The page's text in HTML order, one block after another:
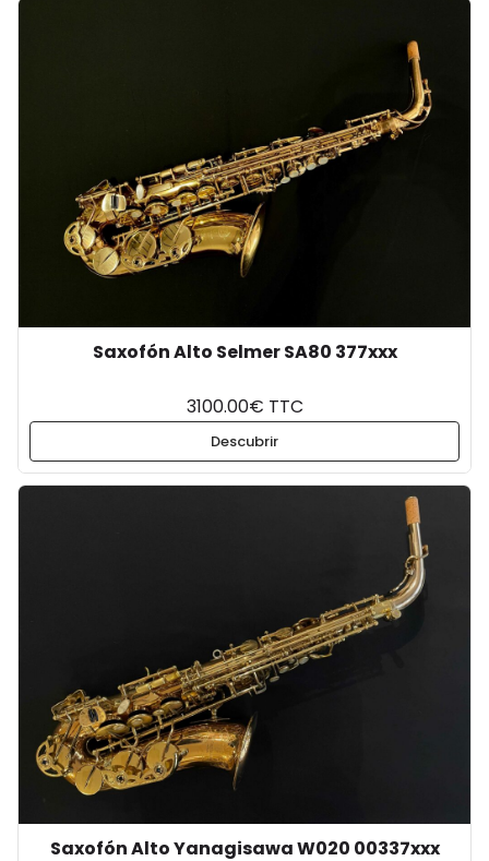
Saxofón Alto Selmer SA80 377xxx
3100.00€ TTC
Descubrir
Saxofón Alto Yanagisawa W020 00337xxx